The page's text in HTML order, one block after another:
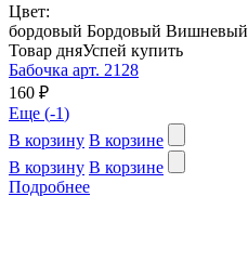
Цвет:
бордовый Бордовый Вишневый
Товар дняУспей купить
Бабочка арт. 2128
160 ₽
Еще (-1)
В корзину В корзине
В корзину В корзине
Подробнее